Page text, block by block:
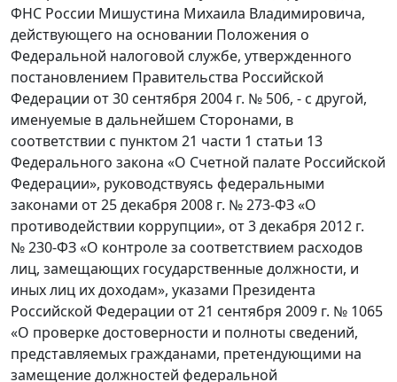
ФНС России Мишустина Михаила Владимировича,
действующего на основании Положения о
Федеральной налоговой службе, утвержденного
постановлением Правительства Российской
Федерации от 30 сентября 2004 г. № 506, - с другой,
именуемые в дальнейшем Сторонами, в
соответствии с пунктом 21 части 1 статьи 13
Федерального закона «О Счетной палате Российской
Федерации», руководствуясь федеральными
законами от 25 декабря 2008 г. № 273-ФЗ «О
противодействии коррупции», от 3 декабря 2012 г.
№ 230-ФЗ «О контроле за соответствием расходов
лиц, замещающих государственные должности, и
иных лиц их доходам», указами Президента
Российской Федерации от 21 сентября 2009 г. № 1065
«О проверке достоверности и полноты сведений,
представляемых гражданами, претендующими на
замещение должностей федеральной